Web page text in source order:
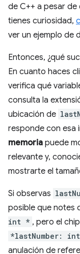
de C++ a pesar de
tienes curiosidad,
ver un ejemplo de
Entonces, ¿qué
En cuanto haces
verifica qué
consulta la
ubicación de
responde con esa
memoria puede
relevante y,
mostrarte el
Si observas
posible que notes
int * , pero el
*lastNumber: int
anulación de